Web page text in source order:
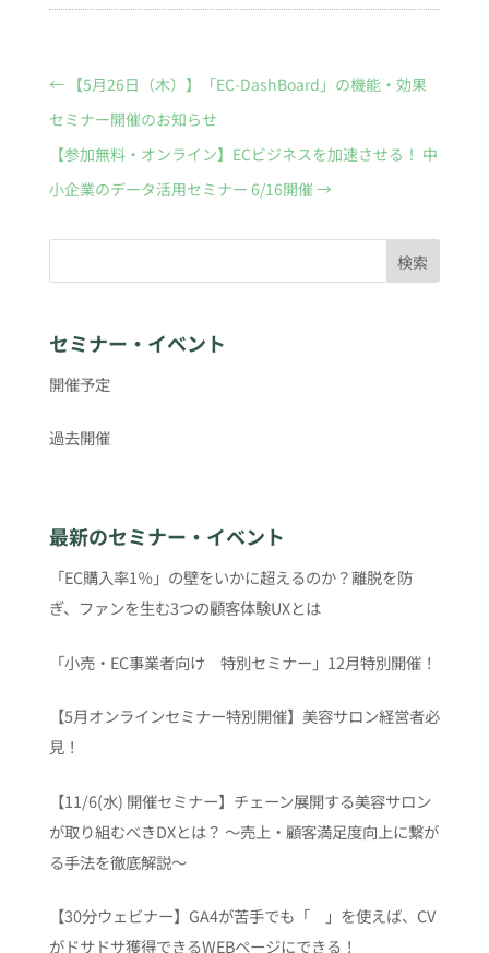
← 【5月26日（木）】「EC-DashBoard」の機能・効果
セミナー開催のお知らせ
【参加無料・オンライン】ECビジネスを加速させる！ 中
小企業のデータ活用セミナー 6/16開催 →
検索
セミナー・イベント
開催予定
過去開催
最新のセミナー・イベント
「EC購入率1％」の壁をいかに超えるのか？離脱を防
ぎ、ファンを生む3つの顧客体験UXとは
「小売・EC事業者向け 特別セミナー」12月特別開催！
【5月オンラインセミナー特別開催】美容サロン経営者必
見！
【11/6(水) 開催セミナー】チェーン展開する美容サロン
が取り組むべきDXとは？ 〜売上・顧客満足度向上に繋が
る手法を徹底解説〜
【30分ウェビナー】GA4が苦手でも「 」を使えば、CV
がドサドサ獲得できるWEBページにできる！